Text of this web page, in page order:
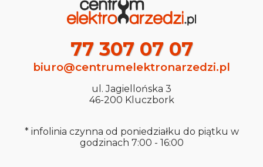
77 307 07 07
biuro@centrumelektronarzedzi.pl
ul. Jagiellońska 3
46-200 Kluczbork
* infolinia czynna od poniedziałku do piątku w
godzinach 7:00 - 16:00